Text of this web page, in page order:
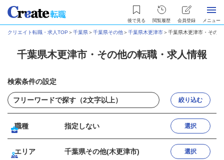
後で見る 閲覧履歴 会員登録 メニュー
クリエイト転職・求人TOP ＞千葉県＞千葉県その他＞千葉県木更津市＞千葉県木更津市・その
千葉県木更津市・その他の転職・求人情報
検索条件の設定
絞り込む
職種 指定しない 選択
エリア 千葉県その他(木更津市) 選択